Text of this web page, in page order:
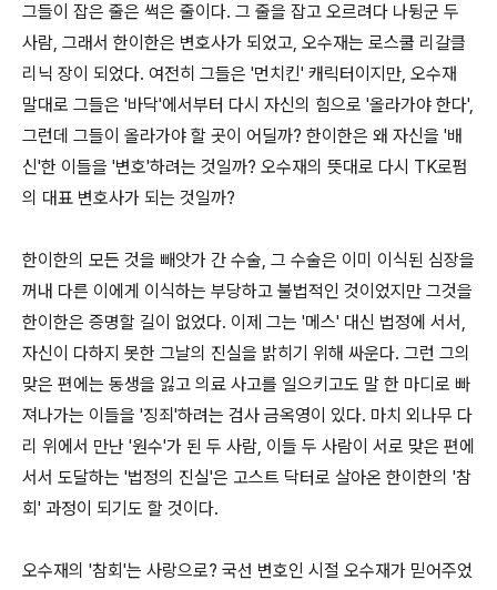
그들이 잡은 줄은 썩은 줄이다. 그 줄을 잡고 오르려다 나뒹군 두
사람, 그래서 한이한은 변호사가 되었고, 오수재는 로스쿨 리갈클
리닉 장이 되었다. 여전히 그들은 '먼치킨' 캐릭터이지만, 오수재
말대로 그들은 '바닥'에서부터 다시 자신의 힘으로 '올라가야 한다',
그런데 그들이 올라가야 할 곳이 어딜까? 한이한은 왜 자신을 '배
신'한 이들을 '변호'하려는 것일까? 오수재의 뜻대로 다시 TK로펌
의 대표 변호사가 되는 것일까?
한이한의 모든 것을 빼앗가 간 수술, 그 수술은 이미 이식된 심장을
꺼내 다른 이에게 이식하는 부당하고 불법적인 것이었지만 그것을
한이한은 증명할 길이 없었다. 이제 그는 '메스' 대신 법정에 서서,
자신이 다하지 못한 그날의 진실을 밝히기 위해 싸운다. 그런 그의
맞은 편에는 동생을 잃고 의료 사고를 일으키고도 말 한 마디로 빠
져나가는 이들을 '징죄'하려는 검사 금옥영이 있다. 마치 외나무 다
리 위에서 만난 '원수'가 된 두 사람, 이들 두 사람이 서로 맞은 편에
서서 도달하는 '법정의 진실'은 고스트 닥터로 살아온 한이한의 '참
회' 과정이 되기도 할 것이다.
오수재의 '참회'는 사랑으로? 국선 변호인 시절 오수재가 믿어주었